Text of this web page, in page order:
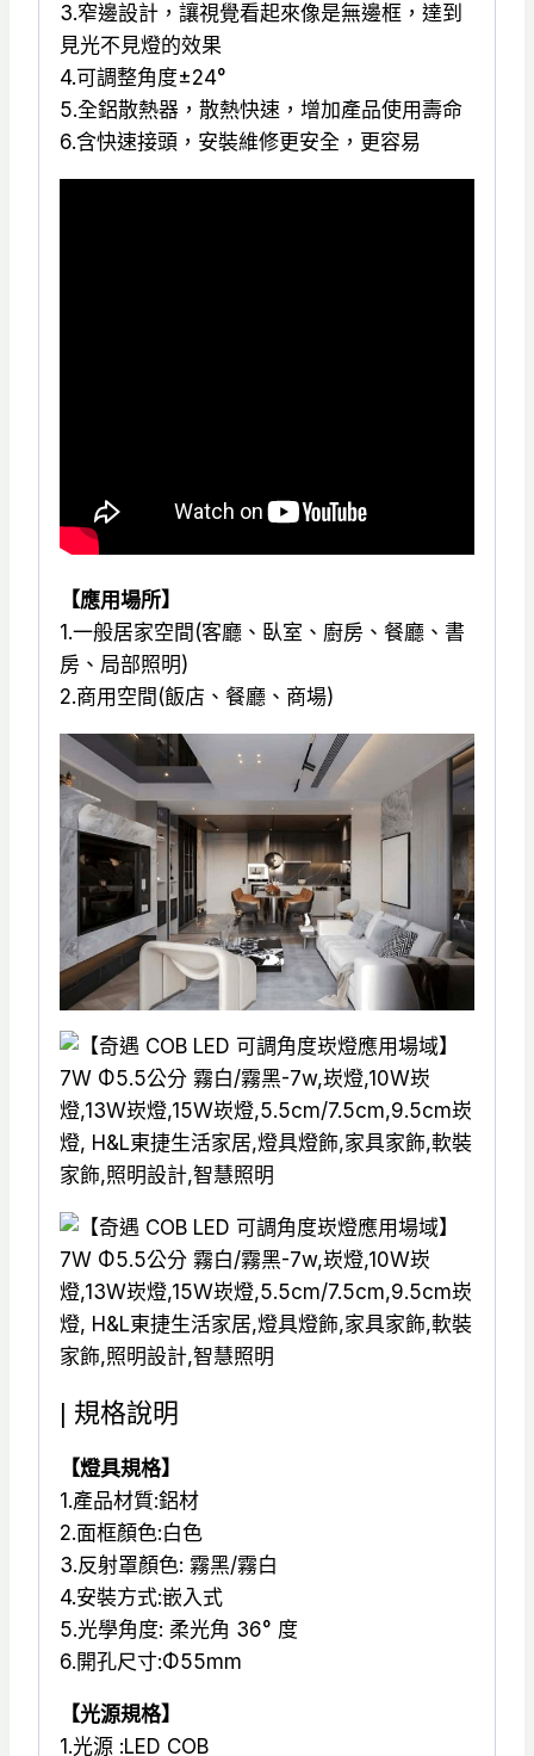
3.窄邊設計，讓視覺看起來像是無邊框，達到
見光不見燈的效果
4.可調整角度±24°
5.全鋁散熱器，散熱快速，增加產品使用壽命
6.含快速接頭，安裝維修更安全，更容易
【應用場所】
1.一般居家空間(客廳、臥室、廚房、餐廳、書
房、局部照明)
2.商用空間(飯店、餐廳、商場)
| 規格說明
【燈具規格】
1.產品材質:鋁材
2.面框顏色:白色
3.反射罩顏色: 霧黑/霧白
4.安裝方式:嵌入式
5.光學角度: 柔光角 36° 度
6.開孔尺寸:Φ55mm
【光源規格】
1.光源 :LED COB